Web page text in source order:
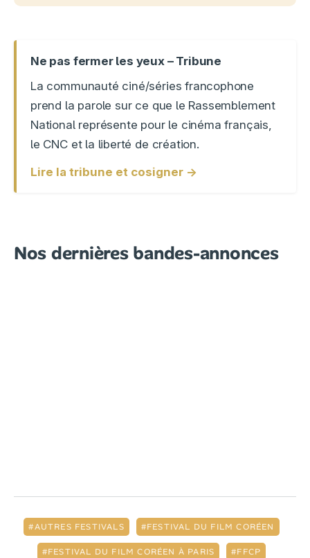
Ne pas fermer les yeux – Tribune
La communauté ciné/séries francophone
prend la parole sur ce que le Rassemblement
National représente pour le cinéma français,
le CNC et la liberté de création.
Lire la tribune et cosigner →
Nos dernières bandes-annonces
AUTRES FESTIVALS FESTIVAL DU FILM CORÉEN
FESTIVAL DU FILM CORÉEN À PARIS FFCP